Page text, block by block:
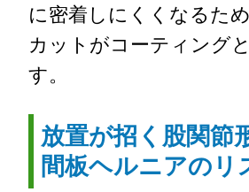
に密着しにくくなるた
カットがコーティング
す。
放置が招く股関節
間板ヘルニアのリ